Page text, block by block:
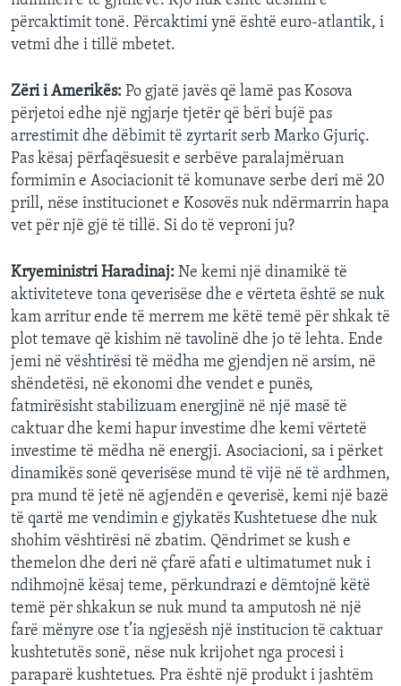
përcaktimit tonë. Përcaktimi ynë është euro-atlantik, i
vetmi dhe i tillë mbetet.
Zëri i Amerikës: Po gjatë javës që lamë pas Kosova
përjetoi edhe një ngjarje tjetër që bëri bujë pas
arrestimit dhe dëbimit të zyrtarit serb Marko Gjuriç.
Pas kësaj përfaqësuesit e serbëve paralajmëruan
formimin e Asociacionit të komunave serbe deri më 20
prill, nëse institucionet e Kosovës nuk ndërmarrin hapa
vet për një gjë të tillë. Si do të veproni ju?
Kryeministri Haradinaj: Ne kemi një dinamikë të
aktiviteteve tona qeverisëse dhe e vërteta është se nuk
kam arritur ende të merrem me këtë temë për shkak të
plot temave që kishim në tavolinë dhe jo të lehta. Ende
jemi në vështirësi të mëdha me gjendjen në arsim, në
shëndetësi, në ekonomi dhe vendet e punës,
fatmirësisht stabilizuam energjinë në një masë të
caktuar dhe kemi hapur investime dhe kemi vërtetë
investime të mëdha në energji. Asociacioni, sa i përket
dinamikës sonë qeverisëse mund të vijë në të ardhmen,
pra mund të jetë në agjendën e qeverisë, kemi një bazë
të qartë me vendimin e gjykatës Kushtetuese dhe nuk
shohim vështirësi në zbatim. Qëndrimet se kush e
themelon dhe deri në çfarë afati e ultimatumet nuk i
ndihmojnë kësaj teme, përkundrazi e dëmtojnë këtë
temë për shkakun se nuk mund ta amputosh në një
farë mënyre ose t’ia ngjesësh një institucion të caktuar
kushtetutës sonë, nëse nuk krijohet nga procesi i
paraparë kushtetues. Pra është një produkt i jashtëm